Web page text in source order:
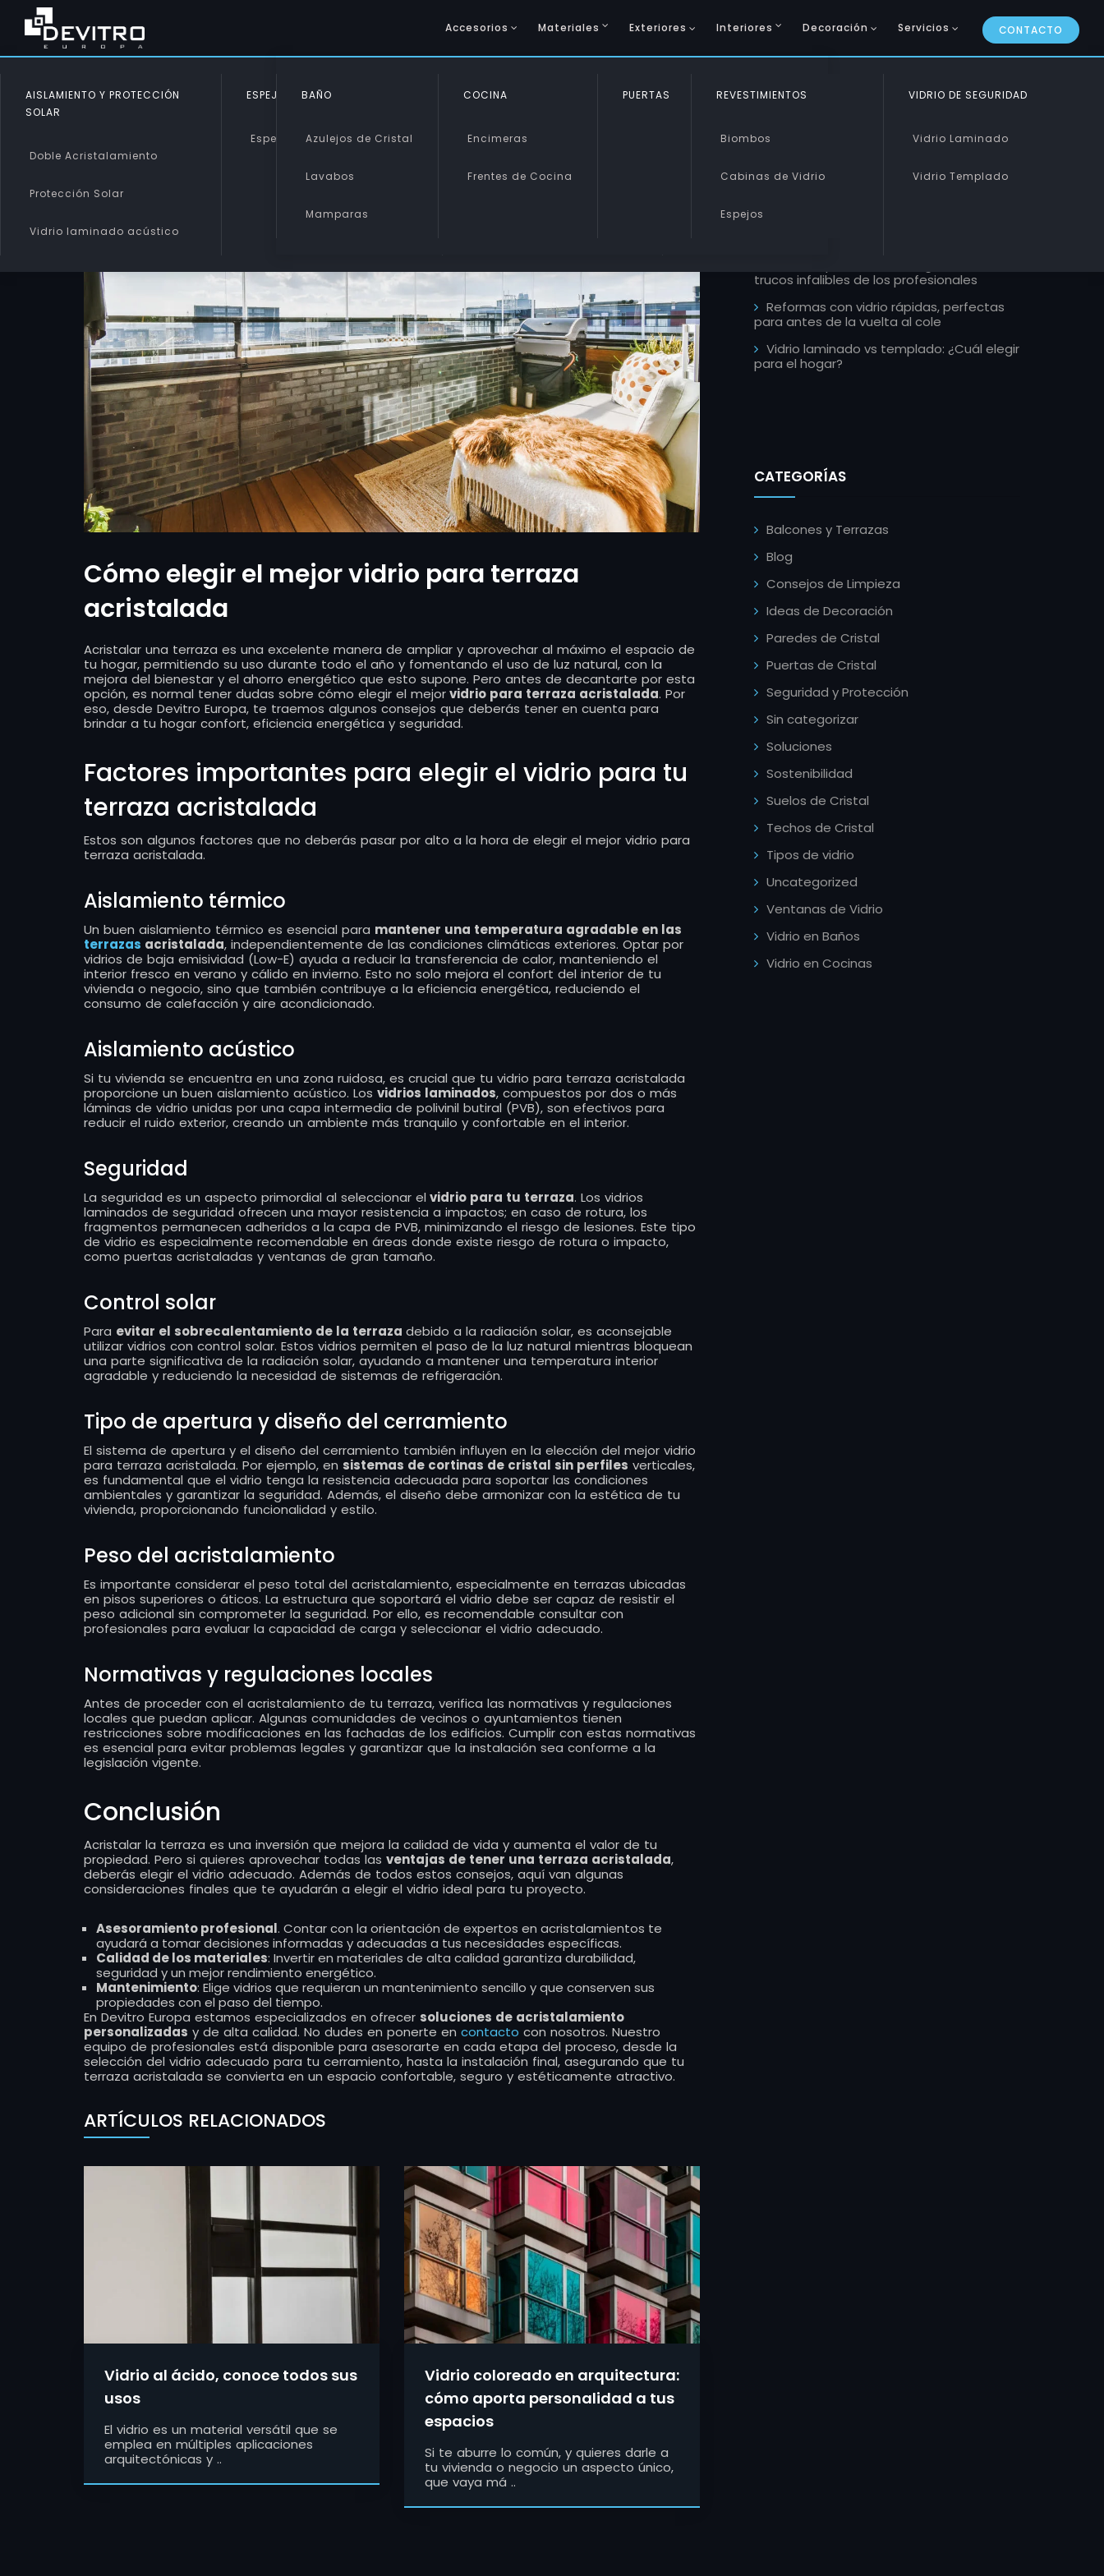
Accesorios Materiales
AISLAMIENTO Y PROTECCIÓN
SOLAR
Doble Acristalamiento
Protección Solar
Vidrio laminado acústico
ESPEJOS
Espejos
SINTÉTICOS
Metacrilato
Policarbonato
VIDRIO CURVADO Y PISABLE
Vidrio Curvado
Vidrio Pisable
VIDRIO DE SEGURIDAD
Vidrio Laminado
Vidrio Templado
Exteriores Interiores
BAÑO
Azulejos de Cristal
Lavabos
Mamparas
COCINA
Encimeras
Frentes de Cocina
PUERTAS REVESTIMIENTOS
Biombos
Cabinas de Vidrio
Espejos
Decoración Servicios CONTACTO
Cómo elegir el mejor vidrio para terraza
acristalada
Acristalar una terraza es una excelente manera de ampliar y aprovechar al máximo el espacio de
tu hogar, permitiendo su uso durante todo el año y fomentando el uso de luz natural, con la
mejora del bienestar y el ahorro energético que esto supone. Pero antes de decantarte por esta
opción, es normal tener dudas sobre cómo elegir el mejorvidrio para terraza acristalada. Por
eso, desde Devitro Europa, te traemos algunos consejos que deberás tener en cuenta para
brindar a tu hogar confort, eficiencia energética y seguridad.
Factores importantes para elegir el vidrio para tu
terraza acristalada
Estos son algunos factores que no deberás pasar por alto a la hora de elegir el mejor vidrio para
terraza acristalada.
Aislamiento térmico
Un buen aislamiento térmico es esencial para mantener una temperatura agradable en las
terrazas acristalada, independientemente de las condiciones climáticas exteriores. Optar por
vidrios de baja emisividad (Low-E) ayuda a reducir la transferencia de calor, manteniendo el
interior fresco en verano y cálido en invierno. Esto no solo mejora el confort del interior de tu
vivienda o negocio, sino que también contribuye a la eficiencia energética, reduciendo el
consumo de calefacción y aire acondicionado.
Aislamiento acústico
Si tu vivienda se encuentra en una zona ruidosa, es crucial que tu vidrio para terraza acristalada
proporcione un buen aislamiento acústico. Los vidrios laminados, compuestos por dos o más
láminas de vidrio unidas por una capa intermedia de polivinil butiral (PVB), son efectivos para
reducir el ruido exterior, creando un ambiente más tranquilo y confortable en el interior.
Seguridad
La seguridad es un aspecto primordial al seleccionar el vidrio para tu terraza. Los vidrios
laminados de seguridad ofrecen una mayor resistencia a impactos; en caso de rotura, los
fragmentos permanecen adheridos a la capa de PVB, minimizando el riesgo de lesiones. Este tipo
de vidrio es especialmente recomendable en áreas donde existe riesgo de rotura o impacto,
como puertas acristaladas y ventanas de gran tamaño.
Control solar
Para evitar el sobrecalentamiento de la terraza debido a la radiación solar, es aconsejable
utilizar vidrios con control solar. Estos vidrios permiten el paso de la luz natural mientras bloquean
una parte significativa de la radiación solar, ayudando a mantener una temperatura interior
agradable y reduciendo la necesidad de sistemas de refrigeración.
Tipo de apertura y diseño del cerramiento
El sistema de apertura y el diseño del cerramiento también influyen en la elección del mejor vidrio
para terraza acristalada. Por ejemplo, en sistemas de cortinas de cristal sin perfiles verticales,
es fundamental que el vidrio tenga la resistencia adecuada para soportar las condiciones
ambientales y garantizar la seguridad. Además, el diseño debe armonizar con la estética de tu
vivienda, proporcionando funcionalidad y estilo.
Peso del acristalamiento
Es importante considerar el peso total del acristalamiento, especialmente en terrazas ubicadas
en pisos superiores o áticos. La estructura que soportará el vidrio debe ser capaz de resistir el
peso adicional sin comprometer la seguridad. Por ello, es recomendable consultar con
profesionales para evaluar la capacidad de carga y seleccionar el vidrio adecuado.
Normativas y regulaciones locales
Antes de proceder con el acristalamiento de tu terraza, verifica las normativas y regulaciones
locales que puedan aplicar. Algunas comunidades de vecinos o ayuntamientos tienen
restricciones sobre modificaciones en las fachadas de los edificios. Cumplir con estas normativas
es esencial para evitar problemas legales y garantizar que la instalación sea conforme a la
legislación vigente.
Conclusión
Acristalar la terraza es una inversión que mejora la calidad de vida y aumenta el valor de tu
propiedad. Pero si quieres aprovechar todas las ventajas de tener una terraza acristalada,
deberás elegir el vidrio adecuado. Además de todos estos consejos, aquí van algunas
consideraciones finales que te ayudarán a elegir el vidrio ideal para tu proyecto.
Asesoramiento profesional. Contar con la orientación de expertos en acristalamientos te
ayudará a tomar decisiones informadas y adecuadas a tus necesidades específicas.
Calidad de los materiales: Invertir en materiales de alta calidad garantiza durabilidad,
seguridad y un mejor rendimiento energético.
Mantenimiento: Elige vidrios que requieran un mantenimiento sencillo y que conserven sus
propiedades con el paso del tiempo.
En Devitro Europa estamos especializados en ofrecer soluciones de acristalamiento
personalizadas y de alta calidad. No dudes en ponerte en contacto con nosotros. Nuestro
equipo de profesionales está disponible para asesorarte en cada etapa del proceso, desde la
selección del vidrio adecuado para tu cerramiento, hasta la instalación final, asegurando que tu
terraza acristalada se convierta en un espacio confortable, seguro y estéticamente atractivo.
ARTÍCULOS RELACIONADOS
Vidrio al ácido, conoce todos sus
usos
El vidrio es un material versátil que se
emplea en múltiples aplicaciones
arquitectónicas y ..
Vidrio coloreado en arquitectura:
cómo aporta personalidad a tus
espacios
Si te aburre lo común, y quieres darle a
tu vivienda o negocio un aspecto único,
que vaya má ..
Mamparas de estilo industrial, la
trucos infalibles de los profesionales
Reformas con vidrio rápidas, perfectas
para antes de la vuelta al cole
Vidrio laminado vs templado: ¿Cuál elegir
para el hogar?
CATEGORÍAS
Balcones y Terrazas
Blog
Consejos de Limpieza
Ideas de Decoración
Paredes de Cristal
Puertas de Cristal
Seguridad y Protección
Sin categorizar
Soluciones
Sostenibilidad
Suelos de Cristal
Techos de Cristal
Tipos de vidrio
Uncategorized
Ventanas de Vidrio
Vidrio en Baños
Vidrio en Cocinas